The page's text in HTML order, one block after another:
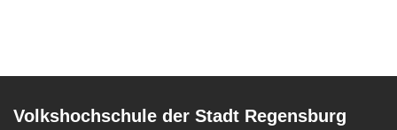
Volkshochschule der Stadt Regensburg